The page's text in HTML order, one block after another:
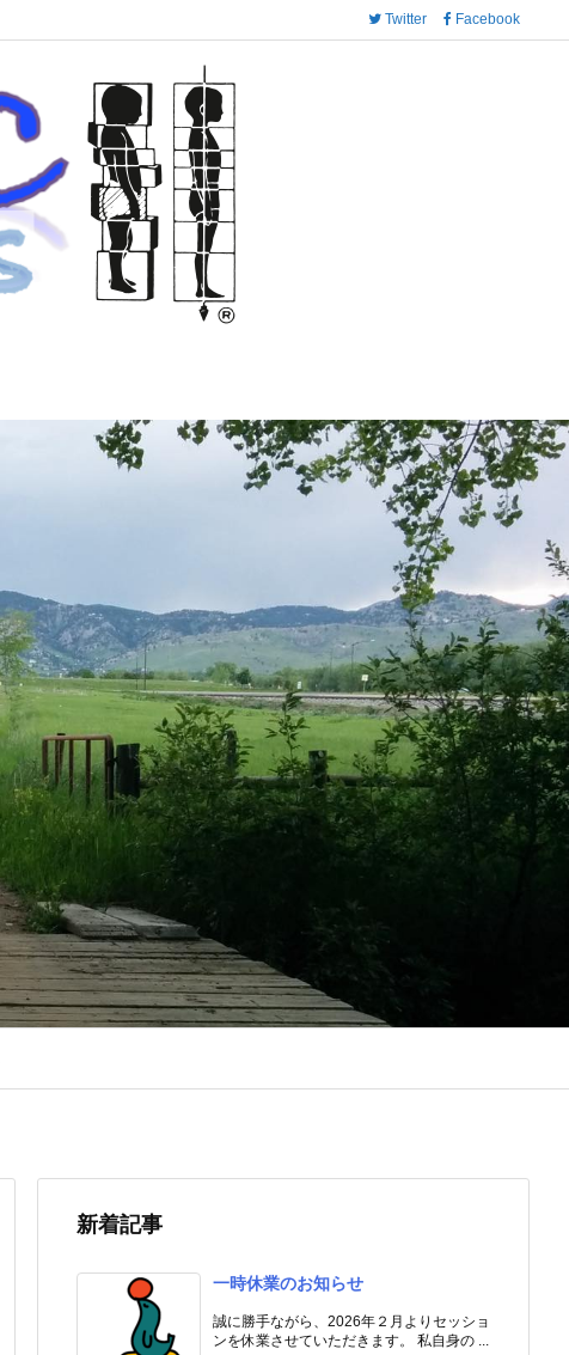
Twitter Facebook
新着記事
一時休業のお知らせ
誠に勝手ながら、2026年２月よりセッショ
ンを休業させていただきます。 私自身の ...